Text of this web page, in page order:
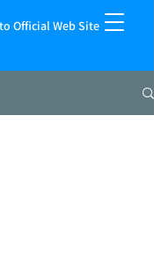
Official Web Site